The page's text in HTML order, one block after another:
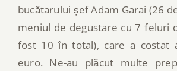
bucătarului șef Adam Garai (26
meniul de degustare cu 7 feluri
fost 10 în total), care a costat
euro. Ne-au plăcut multe